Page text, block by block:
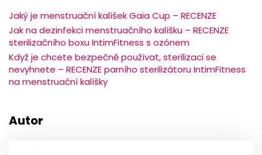
Jaký je menstruační kalíšek Gaia Cup – RECENZE
Jak na dezinfekci menstruačního kalíšku – RECENZE
sterilizačního boxu IntimFitness s ozónem
Když je chcete bezpečně používat, sterilizaci se
nevyhnete – RECENZE parního sterilizátoru IntimFitness
na menstruační kalíšky
Autor